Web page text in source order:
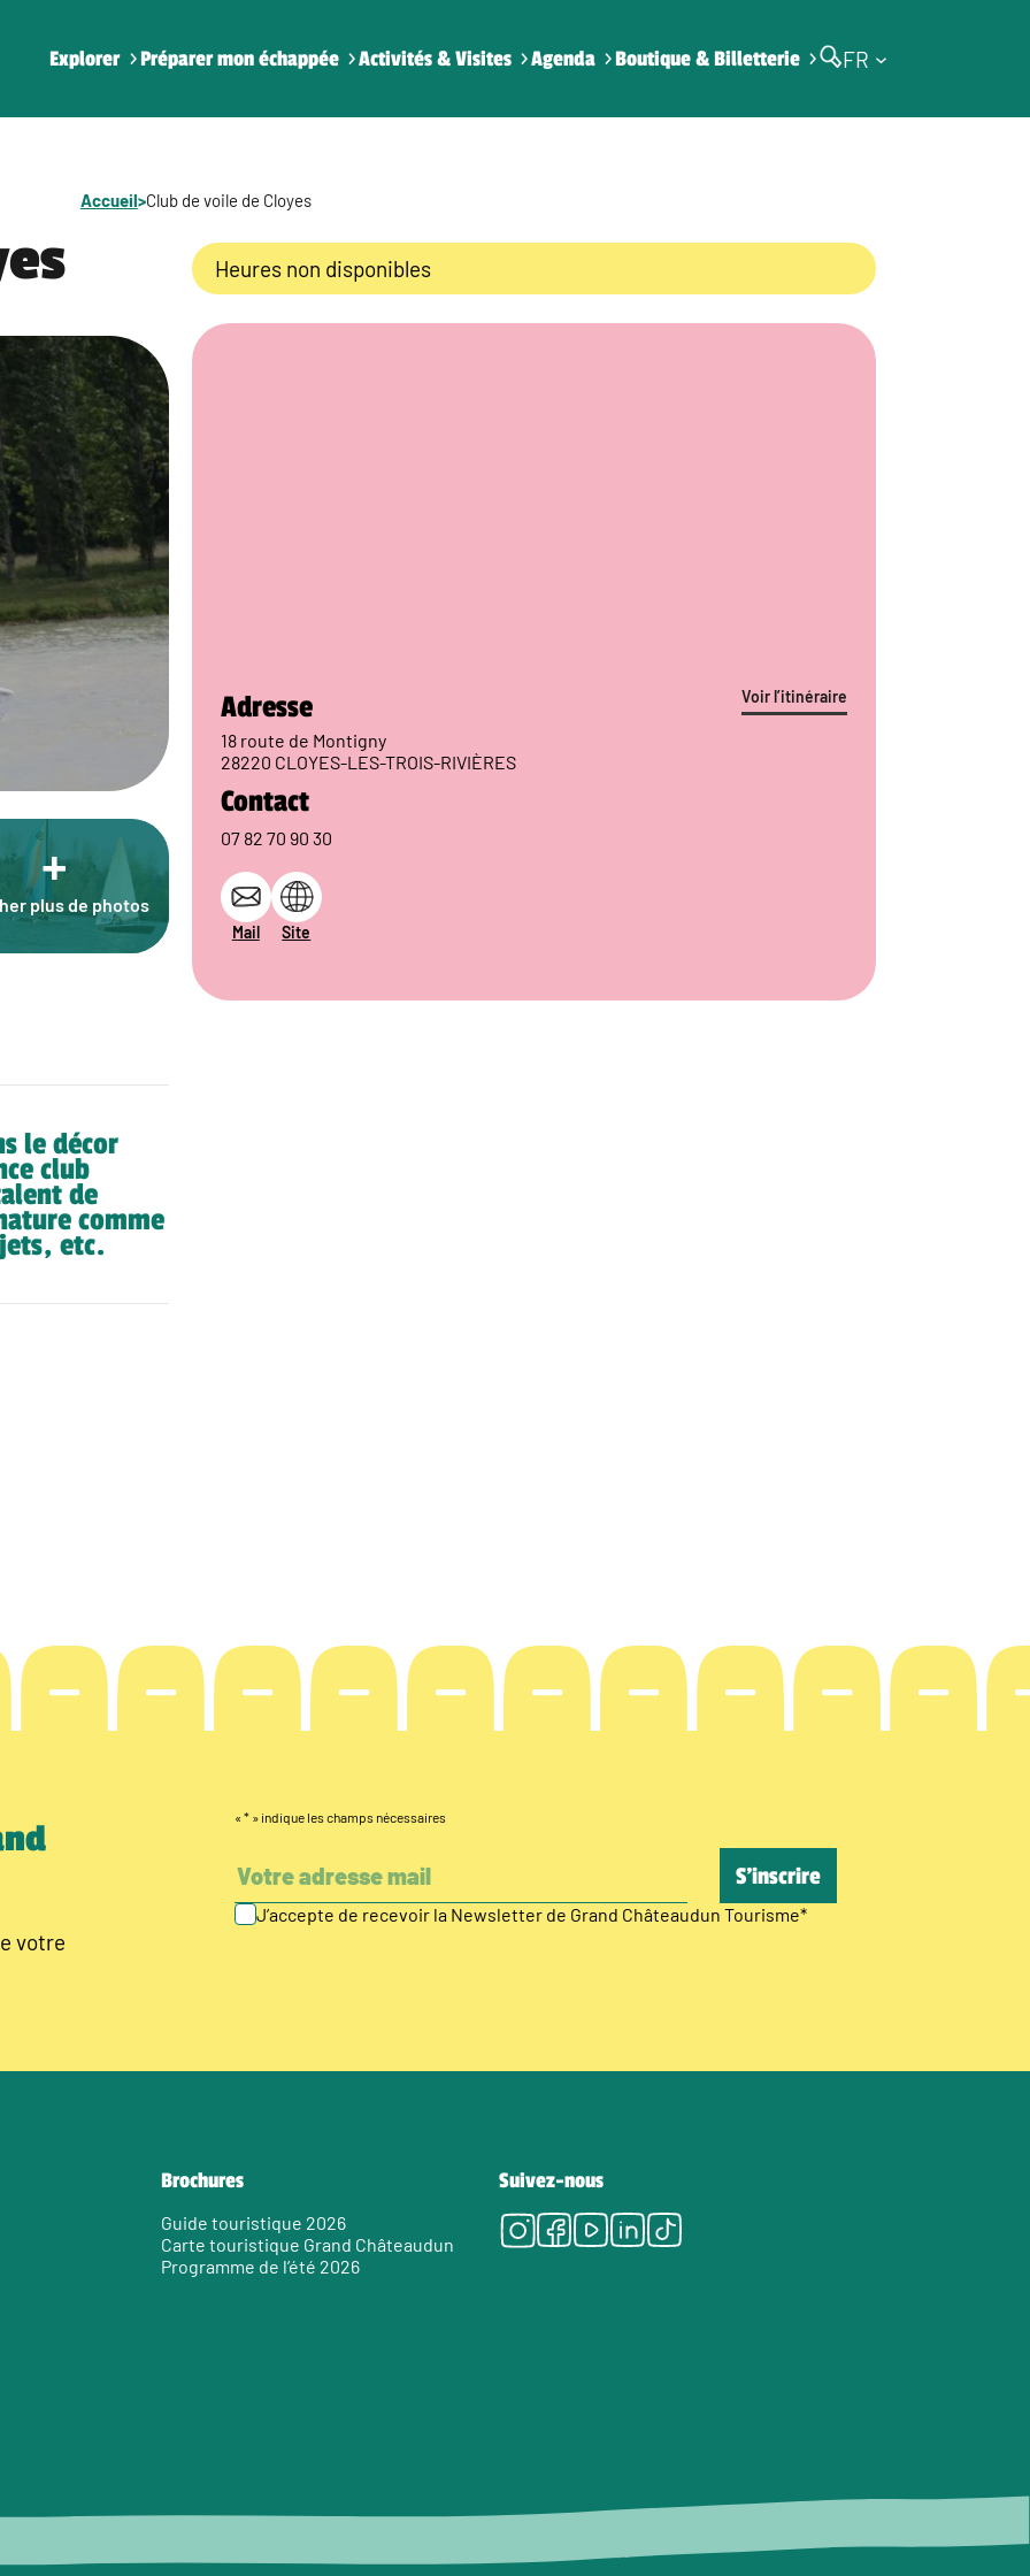
Explorer Préparer mon échappée Activités & Visites Agenda Boutique & Billetterie FR
Accueil>Club de voile de Cloyes
+
plus de photos
le décor
club
de
comme
etc.
Heures non disponibles
Voir l’itinéraire
Adresse
18 route de Montigny
28220 CLOYES-LES-TROIS-RIVIÈRES
Contact
07 82 70 90 30
Mail Site
votre
« * » indique les champs nécessaires
J’accepte de recevoir la Newsletter de Grand Châteaudun Tourisme*
Brochures
Guide touristique 2026
Carte touristique Grand Châteaudun
Programme de l’été 2026
Suivez-nous
Instagram
Facebook
Youtube
LinkedIn
Tiktok